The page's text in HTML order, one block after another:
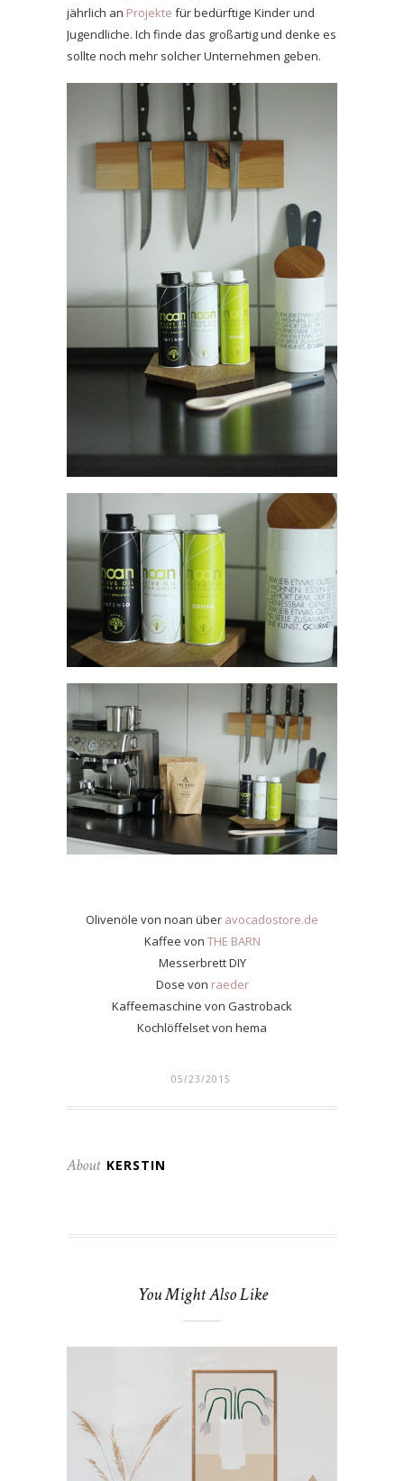
jährlich an Projekte für bedürftige Kinder und
Jugendliche. Ich finde das großartig und denke es
sollte noch mehr solcher Unternehmen geben.
Olivenöle von noan über avocadostore.de
Kaffee von THE BARN
Messerbrett DIY
Dose von raeder
Kaffeemaschine von Gastroback
Kochlöffelset von hema
05/23/2015
About KERSTIN
You Might Also Like